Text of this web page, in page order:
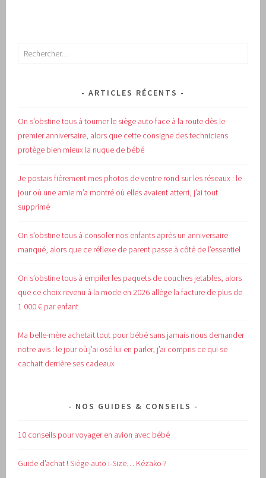
Rechercher :
ARTICLES RÉCENTS
On s’obstine tous à tourner le siège auto face à la route dès le
premier anniversaire, alors que cette consigne des techniciens
protège bien mieux la nuque de bébé
Je postais fièrement mes photos de ventre rond sur les réseaux : le
jour où une amie m’a montré où elles avaient atterri, j’ai tout
supprimé
On s’obstine tous à consoler nos enfants après un anniversaire
manqué, alors que ce réflexe de parent passe à côté de l’essentiel
On s’obstine tous à empiler les paquets de couches jetables, alors
que ce choix revenu à la mode en 2026 allège la facture de plus de
1 000 € par enfant
Ma belle-mère achetait tout pour bébé sans jamais nous demander
notre avis : le jour où j’ai osé lui en parler, j’ai compris ce qui se
cachait derrière ses cadeaux
NOS GUIDES & CONSEILS
10 conseils pour voyager en avion avec bébé
Guide d’achat !Siège-auto i-Size… Kézako ?